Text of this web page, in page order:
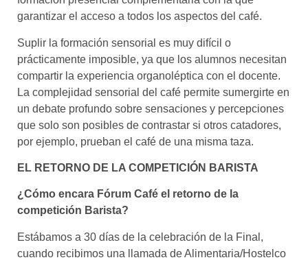
garantizar el acceso a todos los aspectos del café.
Suplir la formación sensorial es muy difícil o
prácticamente imposible, ya que los alumnos necesitan
compartir la experiencia organoléptica con el docente.
La complejidad sensorial del café permite sumergirte en
un debate profundo sobre sensaciones y percepciones
que solo son posibles de contrastar si otros catadores,
por ejemplo, prueban el café de una misma taza.
EL RETORNO DE LA COMPETICIÓN BARISTA
¿Cómo encara Fórum Café el retorno de la
competición Barista?
Estábamos a 30 días de la celebración de la Final,
cuando recibimos una llamada de Alimentaria/Hostelco